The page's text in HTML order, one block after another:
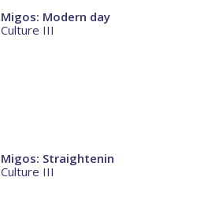
Migos: Modern day
Culture III
Migos: Straightenin
Culture III